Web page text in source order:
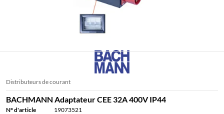
Distributeurs de courant
BACHMANN Adaptateur CEE 32A 400V IP44
N° d'article
19073521